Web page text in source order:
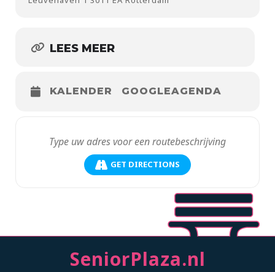
LEES MEER
KALENDER GOOGLEAGENDA
GET DIRECTIONS
SeniorPlaza.nl